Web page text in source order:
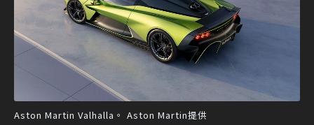
Aston Martin Valhalla。 Aston Martin提供